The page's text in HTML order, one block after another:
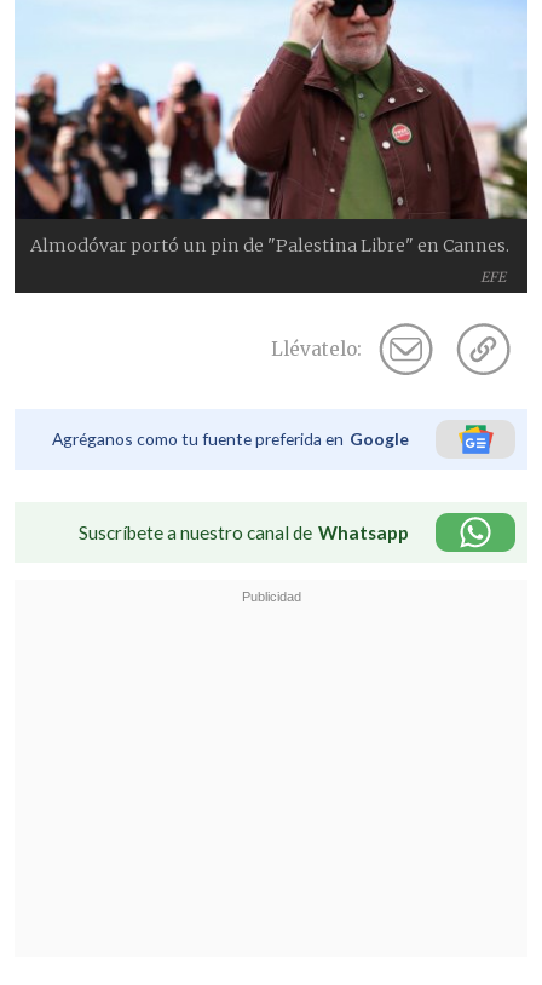
EFE
Almodóvar portó un pin de "Palestina Libre" en Cannes.
Llévatelo:
Agréganos como tu fuente preferida en Google
Suscríbete a nuestro canal de Whatsapp